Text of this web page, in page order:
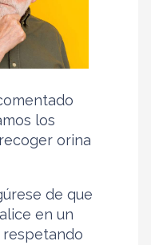
los
orina
de que
en un